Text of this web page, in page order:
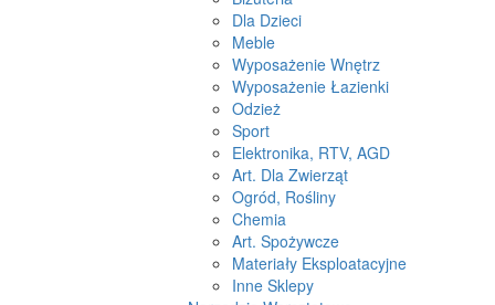
Dla Dzieci
Meble
Wyposażenie Wnętrz
Wyposażenie Łazienki
Odzież
Sport
Elektronika, RTV, AGD
Art. Dla Zwierząt
Ogród, Rośliny
Chemia
Art. Spożywcze
Materiały Eksploatacyjne
Inne Sklepy